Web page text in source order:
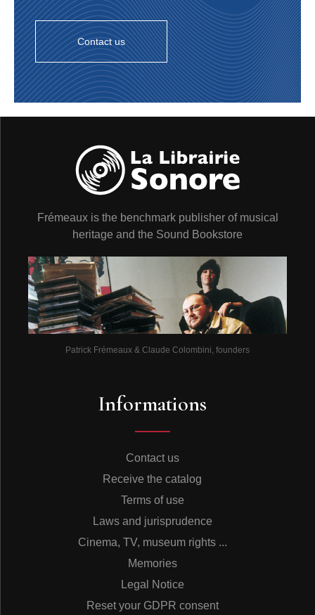
Contact us
Frémeaux is the benchmark publisher of musical
heritage and the Sound Bookstore
Patrick Frémeaux & Claude Colombini, founders
Informations
Contact us
Receive the catalog
Terms of use
Laws and jurisprudence
Cinema, TV, museum rights ...
Memories
Legal Notice
Reset your GDPR consent